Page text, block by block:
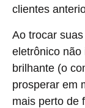
clientes
Ao trocar
eletrônico não
brilhante (o
prosperar em
mais perto de